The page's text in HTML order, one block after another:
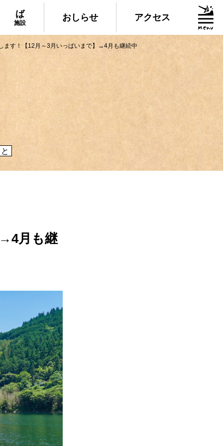
ば
施設
おしらせ アクセス
る美味しいグルメや、村でしか買えない
村の特産品「土佐はちきん地鶏」など各
施設
ます！【12月～3月いっぱいまで】→4月も継続中
月も継